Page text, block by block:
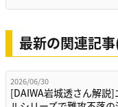
最新の関連記
2026/06/30
[DAIWA岩城透さん解説